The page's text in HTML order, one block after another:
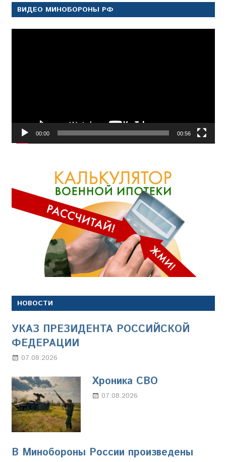
ВИДЕО МИНОБОРОНЫ РФ
00:00 00:56
НОВОСТИ
УКАЗ ПРЕЗИДЕНТА РОССИЙСКОЙ
ФЕДЕРАЦИИ
07.08.2026
Хроника СВО
07.08.2026
В Минобороны России произведены